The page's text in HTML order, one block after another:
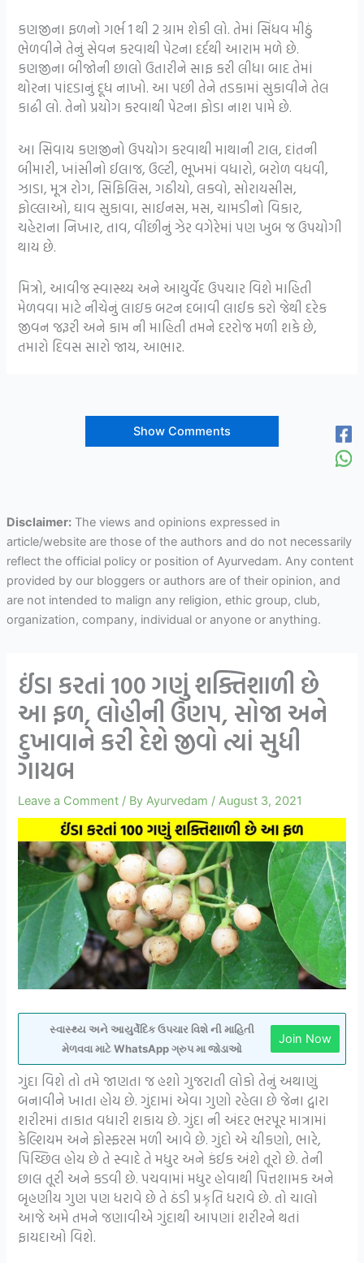
કણજીના ફળનો ગર્ભ 1 થી 2 ગ્રામ શેકી લો. તેમાં સિંધવ મીઠું
ભેળવીને તેનું સેવન કરવાથી પેટના દર્દથી આરામ મળે છે.
કણજીના બીજોની છાલો ઉતારીને સાફ કરી લીધા બાદ તેમાં
થોરના પાંદડાનું દૂધ નાખો. આ પછી તેને તડકામાં સુકાવીને તેલ
કાઢી લો. તેનો પ્રયોગ કરવાથી પેટના ફોડા નાશ પામે છે.
આ સિવાય કણજીનો ઉપયોગ કરવાથી માથાની ટાલ, દાંતની
બીમારી, ખાંસીનો ઈલાજ, ઉલ્ટી, ભૂખમાં વધારો, બરોળ વધવી,
ઝાડા, મૂત્ર રોગ, સિફિલિસ, ગઠીયો, લકવો, સોરાયસીસ,
ફોલ્લાઓ, ઘાવ સુકાવા, સાઈનસ, મસ, ચામડીનો વિકાર,
ચહેરાના નિખાર, તાવ, વીંછીનું ઝેર વગેરેમાં પણ ખુબ જ ઉપયોગી
થાય છે.
મિત્રો, આવીજ સ્વાસ્થ્ય અને આયુર્વેદ ઉપચાર વિશે માહિતી
મેળવવા માટે નીચેનું લાઇક બટન દબાવી લાઈક કરો જેથી દરેક
જીવન જરૂરી અને કામ ની માહિતી તમને દરરોજ મળી શકે છે,
તમારો દિવસ સારો જાય, આભાર.
Show Comments
Disclaimer:The views and opinions expressed in
article/website are those of the authors and do not necessarily
reflect the official policy or position of Ayurvedam. Any content
provided by our bloggers or authors are of their opinion, and
are not intended to malign any religion, ethic group, club,
organization, company, individual or anyone or anything.
ઈંડા કરતાં 100 ગણું શક્તિશાળી છે
આ ફળ, લોહીની ઉણપ, સોજા અને
દુખાવાને કરી દેશે જીવો ત્યાં સુધી
ગાયબ
Leave a Comment / ByAyurvedam /August 3, 2021
સ્વાસ્થ્ય અને આયુર્વેદિક ઉપચાર વિશે ની માહિતી
મેળવવા માટે WhatsApp ગ્રુપ મા જોડાઓ
Join Now
ગુંદા વિશે તો તમે જાણતા જ હશો ગુજરાતી લોકો તેનું અથાણું
બનાવીને ખાતા હોય છે. ગુંદામાં એવા ગુણો રહેલા છે જેના દ્વારા
શરીરમાં તાકાત વધારી શકાય છે. ગુંદા ની અંદર ભરપૂર માત્રામાં
કેલ્શિયમ અને ફોસ્ફરસ મળી આવે છે. ગુંદો એ ચીકણો, ભારે,
પિચ્છિલ હોય છે તે સ્વાદે તે મધુર અને કંઈક અંશે તૂરો છે. તેની
છાલ તૂરી અને કડવી છે. પચવામાં મધુર હોવાથી પિત્તશામક અને
બૃહણીય ગુણ પણ ધરાવે છે તે ઠંડી પ્રકૄતિ ધરાવે છે. તો ચાલો
આજે અમે તમને જણાવીએ ગુંદાથી આપણાં શરીરને થતાં
ફાયદાઓ વિશે.